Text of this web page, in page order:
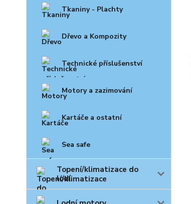
Tkaniny - Plachty
Dřevo a Kompozity
Technické příslušenství
Motory a zazimování
Kartáče a ostatní
Sea safe
Topení/klimatizace do
lodí